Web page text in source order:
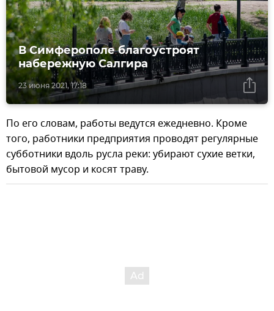
23 июня 2021, 17:18
В Симферополе благоустроят
набережную Салгира
По его словам, работы ведутся ежедневно. Кроме
того, работники предприятия проводят регулярные
субботники вдоль русла реки: убирают сухие ветки,
бытовой мусор и косят траву.